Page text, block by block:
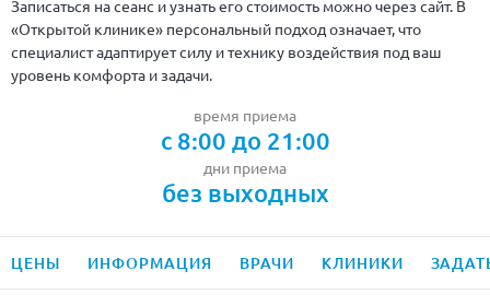
Записаться на сеанс и узнать его стоимость можно через сайт. В
«Открытой клинике» персональный подход означает, что
специалист адаптирует силу и технику воздействия под ваш
уровень комфорта и задачи.
время приема
с 8:00 до 21:00
дни приема
без выходных
ЦЕНЫ ИНФОРМАЦИЯ ВРАЧИ КЛИНИКИ